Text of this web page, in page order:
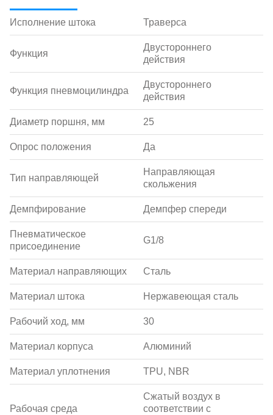
Исполнение штока Траверса
Функция
Двустороннего
действия
Функция пневмоцилиндра
Двустороннего
действия
Диаметр поршня, мм 25
Опрос положения Да
Тип направляющей
Направляющая
скольжения
Демпфирование Демпфер спереди
Пневматическое
присоединение
G1/8
Материал направляющих Сталь
Материал штока Нержавеющая сталь
Рабочий ход, мм 30
Материал корпуса Алюминий
Материал уплотнения TPU, NBR
Рабочая среда
Сжатый воздух в
соответствии с